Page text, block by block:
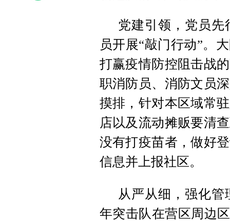
党建引领，党员
员开展“敲门行动”。
打赢疫情防控阻击战
职消防员、消防文员
摸排，针对本区域常
店以及流动摊贩要清
没有打疫苗者，做好
信息并上报社区。
从严从细，强化
年突击队在营区周边